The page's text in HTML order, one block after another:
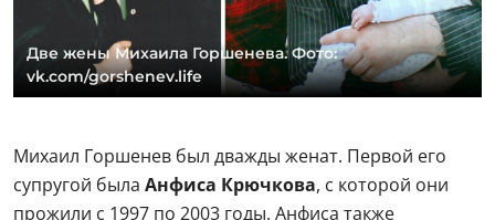
Две жены Михаила Горшенева. Фото:
vk.com/gorshenev.life
Михаил Горшенев был дважды женат. Первой его
супругой была Анфиса Крючкова, с которой они
прожили с 1997 по 2003 годы. Анфиса также